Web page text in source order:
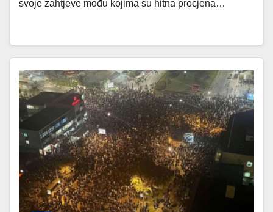
svoje zahtjeve mođu kojima su hitna procjena…